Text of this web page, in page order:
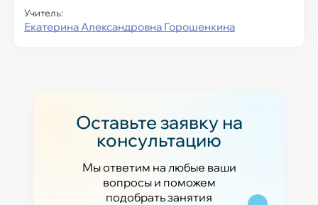
Учитель:
Екатерина Александровна Горошенкина
Оставьте заявку на
консультацию
Мы ответим на любые ваши
вопросы и поможем
подобрать занятия